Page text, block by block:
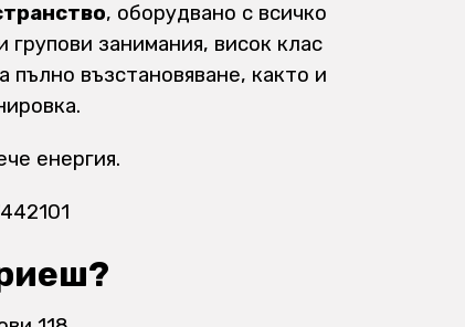
, оборудвано с всичко
занимания, висок клас
пълно възстановяване, както и
енергия.